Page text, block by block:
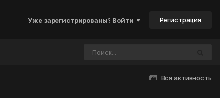
Уже зарегистрированы? Войти Регистрация
Вся активность